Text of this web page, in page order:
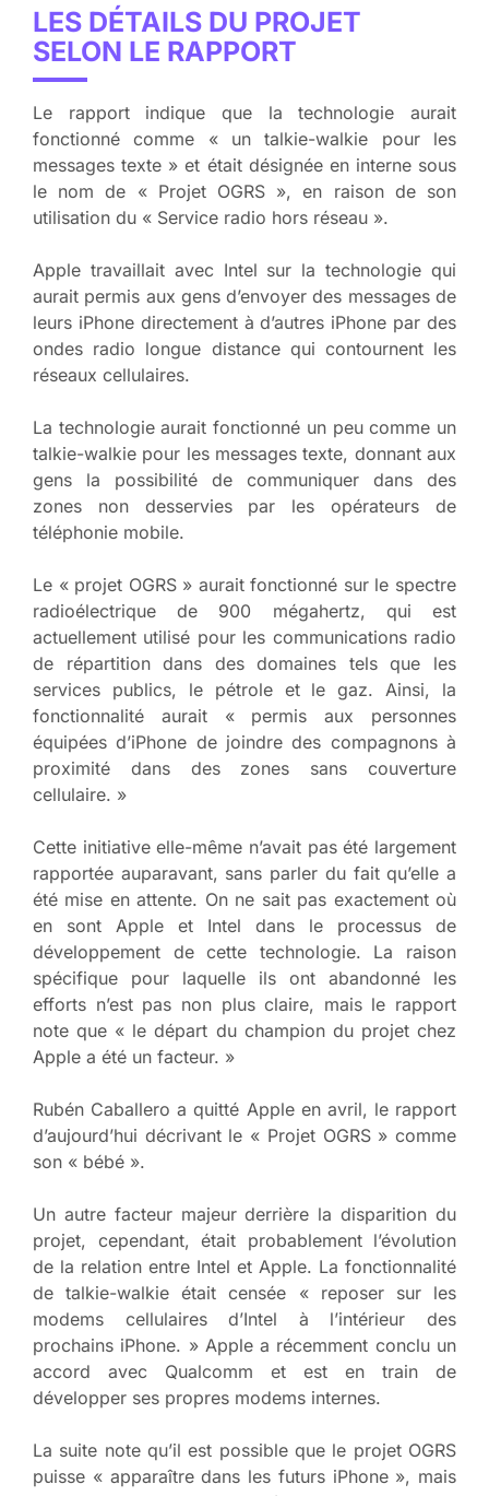
LES DÉTAILS DU PROJET
SELON LE RAPPORT
Le rapport indique que la technologie aurait
fonctionné comme « un talkie-walkie pour les
messages texte » et était désignée en interne sous
le nom de « Projet OGRS », en raison de son
utilisation du « Service radio hors réseau ».
Apple travaillait avec Intel sur la technologie qui
aurait permis aux gens d’envoyer des messages de
leurs iPhone directement à d’autres iPhone par des
ondes radio longue distance qui contournent les
réseaux cellulaires.
La technologie aurait fonctionné un peu comme un
talkie-walkie pour les messages texte, donnant aux
gens la possibilité de communiquer dans des
zones non desservies par les opérateurs de
téléphonie mobile.
Le « projet OGRS » aurait fonctionné sur le spectre
radioélectrique de 900 mégahertz, qui est
actuellement utilisé pour les communications radio
de répartition dans des domaines tels que les
services publics, le pétrole et le gaz. Ainsi, la
fonctionnalité aurait « permis aux personnes
équipées d’iPhone de joindre des compagnons à
proximité dans des zones sans couverture
cellulaire. »
Cette initiative elle-même n’avait pas été largement
rapportée auparavant, sans parler du fait qu’elle a
été mise en attente. On ne sait pas exactement où
en sont Apple et Intel dans le processus de
développement de cette technologie. La raison
spécifique pour laquelle ils ont abandonné les
efforts n’est pas non plus claire, mais le rapport
note que « le départ du champion du projet chez
Apple a été un facteur. »
Rubén Caballero a quitté Apple en avril, le rapport
d’aujourd’hui décrivant le « Projet OGRS » comme
son « bébé ».
Un autre facteur majeur derrière la disparition du
projet, cependant, était probablement l’évolution
de la relation entre Intel et Apple. La fonctionnalité
de talkie-walkie était censée « reposer sur les
modems cellulaires d’Intel à l’intérieur des
prochains iPhone. » Apple a récemment conclu un
accord avec Qualcomm et est en train de
développer ses propres modems internes.
La suite note qu’il est possible que le projet OGRS
puisse « apparaître dans les futurs iPhone », mais